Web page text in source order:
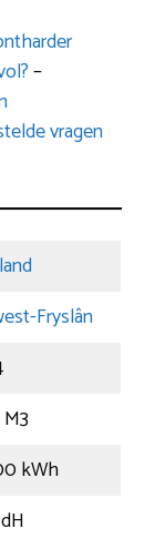
–
vragen
Fryslân
kWh